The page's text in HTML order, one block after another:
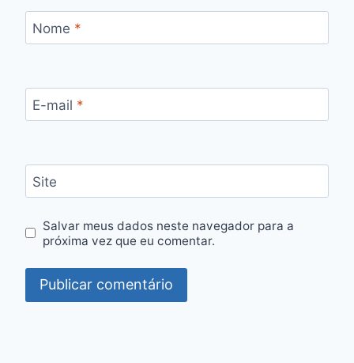
Nome *
E-mail *
Site
Salvar meus dados neste navegador para a
próxima vez que eu comentar.